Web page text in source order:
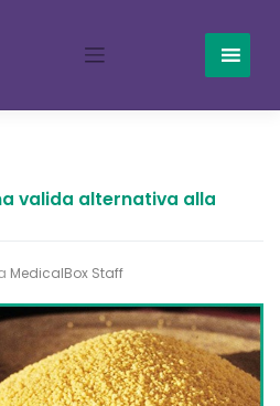
valida alternativa alla
MedicalBox Staff